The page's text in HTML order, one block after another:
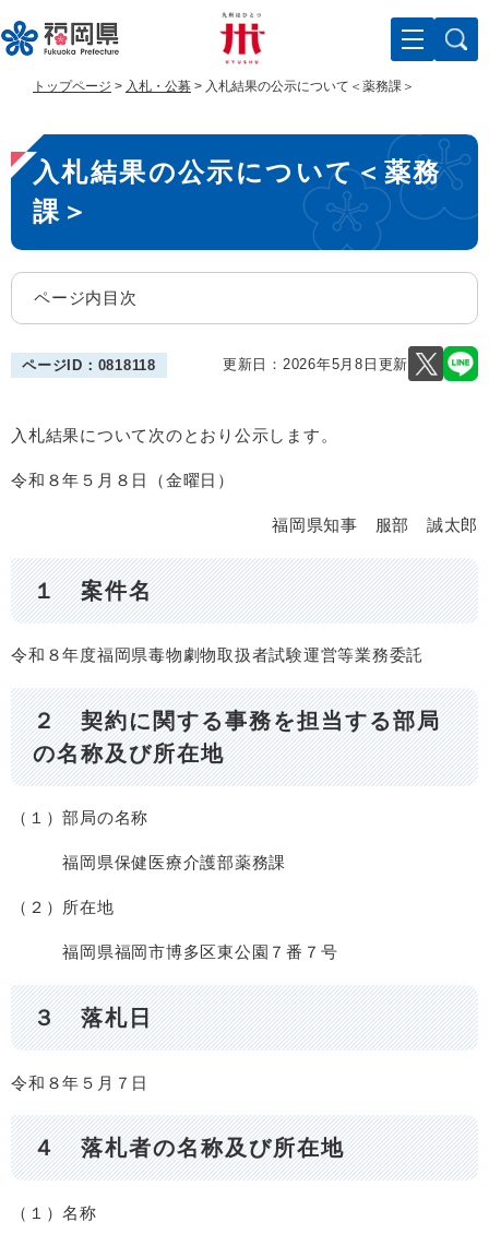
ー
ジ
で
す
ニ
ュ
ば
し
文
トップページ > 入札・公募 > 入札結果の公示について＜薬務課＞
本
文
入札結果の公示について＜薬務
課＞
ページ内目次
ページID：0818118 更新日：2026年5月8日更新
入札結果について次のとおり公示します。
令和８年５月８日（金曜日）
福岡県知事 服部 誠太郎
１ 案件名
令和８年度福岡県毒物劇物取扱者試験運営等業務委託
２ 契約に関する事務を担当する部局
の名称及び所在地
（１）部局の名称
福岡県保健医療介護部薬務課
（２）所在地
福岡県福岡市博多区東公園７番７号
３ 落札日
令和８年５月７日
４ 落札者の名称及び所在地
（１）名称